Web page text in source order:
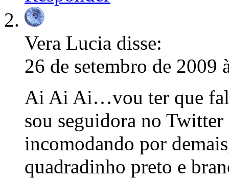
Vera Lucia disse:
26 de setembro de 2009
Ai Ai Ai…vou ter que
sou seguidora no
incomodando por
quadradinho preto e